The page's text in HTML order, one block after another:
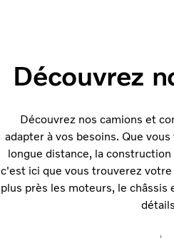
Découvrez
Découvrez nos camions et
adapter à vos besoins. Que
longue distance, la
c'est ici que vous trouverez
plus près les moteurs, le châssis